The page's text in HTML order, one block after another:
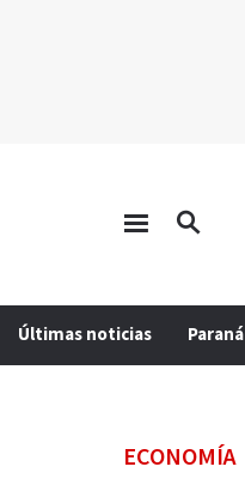
Últimas noticias Paraná
ECONOMÍA